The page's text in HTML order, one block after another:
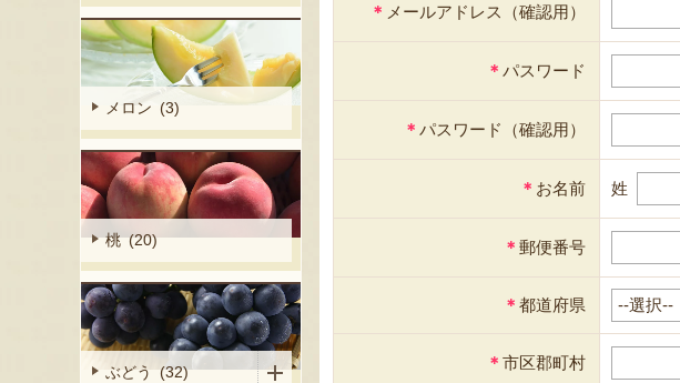
＊ メールアドレス（確認用）
＊ パスワード
＊ パスワード（確認用）
＊ お名前 姓
＊ 郵便番号
＊ 都道府県
＊ 市区郡町村
メロン (3)
桃 (20)
ぶどう (32)